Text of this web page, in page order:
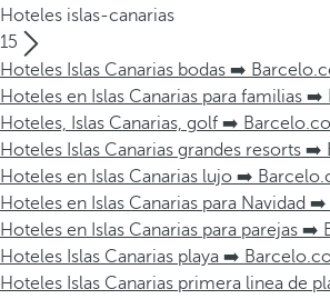
Hoteles islas-canarias
15
Hoteles Islas Canarias bodas ➡️
Hoteles en Islas Canarias para familias
Hoteles, Islas Canarias, golf ➡️
Hoteles Islas Canarias grandes resorts
Hoteles en Islas Canarias lujo ➡️
Hoteles en Islas Canarias para Navidad
Hoteles en Islas Canarias para parejas ➡️
Hoteles Islas Canarias playa ➡️
Hoteles Islas Canarias primera linea de